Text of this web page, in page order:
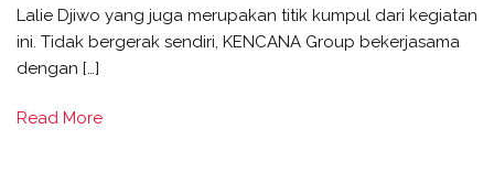
Lalie Djiwo yang juga merupakan titik kumpul dari kegiatan
ini. Tidak bergerak sendiri, KENCANA Group bekerjasama
dengan […]
Read More